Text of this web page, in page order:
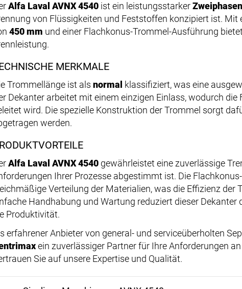
Alfa Laval AVNX 4540 ist ein leistungsstarker
von Flüssigkeiten und Feststoffen konzipiert ist. Mit
450 mm und einer Flachkonus-Trommel-Ausführung
MERKMALE
Trommellänge ist als normal klassifiziert, was eine
Dekanter arbeitet mit einem einzigen Einlass, wodurch die
wird. Die spezielle Konstruktion der Trommel sorgt
werden.
Alfa Laval AVNX 4540 gewährleistet eine zuverlässige
Ihrer Prozesse abgestimmt ist. Die
Verteilung der Materialien, was die Effizienz der
Handhabung und Wartung reduziert dieser Dekanter
Produktivität.
erfahrener Anbieter von general- und serviceüberholten
ein zuverlässiger Partner für Ihre Anforderungen
Sie auf unsere Expertise und Qualität.